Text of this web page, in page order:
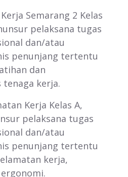
Semarang 2 Kelas
pelaksana tugas
dan/atau
penunjang tertentu
dan
kerja.
Kerja Kelas A,
pelaksana tugas
dan/atau
penunjang tertentu
kerja,